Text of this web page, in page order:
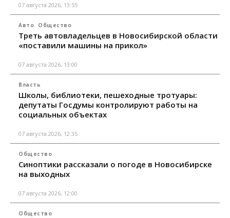
07 августа 2026, 13:55
Авто Общество
Треть автовладельцев в Новосибирской области
«поставили машины на прикол»
07 августа 2026, 13:00
Власть
Школы, библиотеки, пешеходные тротуары:
депутаты Госдумы контролируют работы на
социальных объектах
07 августа 2026, 12:35
Общество
Синоптики рассказали о погоде в Новосибирске
на выходных
07 августа 2026, 12:00
Общество